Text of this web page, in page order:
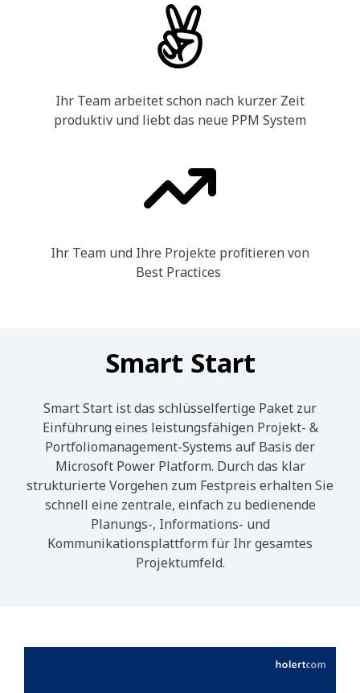
Ihr Team arbeitet schon nach kurzer Zeit
produktiv und liebt das neue PPM System
Ihr Team und Ihre Projekte profitieren von
Best Practices
Smart Start
Smart Start ist das schlüsselfertige Paket zur
Einführung eines leistungsfähigen Projekt- &
Portfoliomanagement-Systems auf Basis der
Microsoft Power Platform. Durch das klar
strukturierte Vorgehen zum Festpreis erhalten Sie
schnell eine zentrale, einfach zu bedienende
Planungs-, Informations- und
Kommunikationsplattform für Ihr gesamtes
Projektumfeld.